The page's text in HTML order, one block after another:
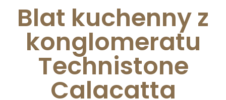
Blat kuchenny z
konglomeratu
Technistone
Calacatta